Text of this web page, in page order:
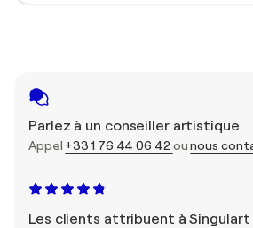
Parlez à un conseiller artistique
Appel +33 1 76 44 06 42 ounous
Les clients attribuent à